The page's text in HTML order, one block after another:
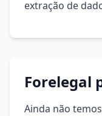
extração de
Forelegal
Ainda não